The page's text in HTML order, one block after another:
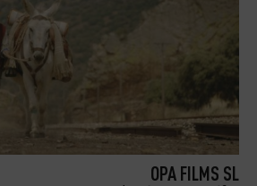
OPA FILMS SL